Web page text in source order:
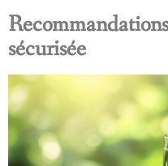
sécurisée